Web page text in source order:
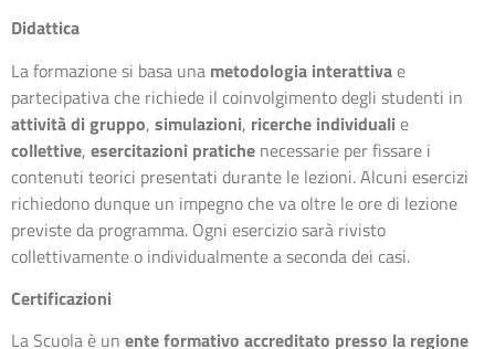
Didattica
La formazione si basa una metodologia interattivae
partecipativa che richiede il coinvolgimento degli studenti in
attività di gruppo, simulazioni, ricerche individuali e
collettive, esercitazioni pratiche necessarie per fissare i
contenuti teorici presentati durante le lezioni. Alcuni esercizi
richiedono dunque un impegno che va oltre le ore di lezione
previste da programma. Ogni esercizio sarà rivisto
collettivamente o individualmente a seconda dei casi.
Certificazioni
La Scuola è un ente formativo accreditato presso la regione